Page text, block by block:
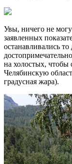
Увы, ничего не могу
заявленных
останавливались
на холостых, чтобы
Челябинскую
градусная жара).